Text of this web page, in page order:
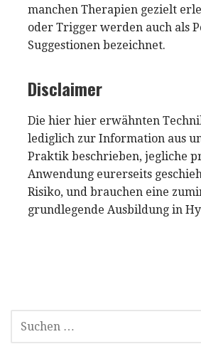
manchen Therapien gezielt
oder Trigger werden auch als
Suggestionen bezeichnet.
Disclaimer
Die hier hier erwähnten
lediglich zur Information aus
Praktik beschrieben, jegliche
Anwendung eurerseits
Risiko, und brauchen eine
grundlegende Ausbildung in
SUCHEN
NACH: